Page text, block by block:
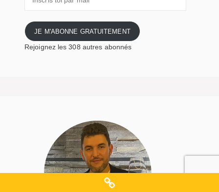
mail
JE M'ABONNE GRATUITEMENT
Rejoignez les 308 autres abonnés